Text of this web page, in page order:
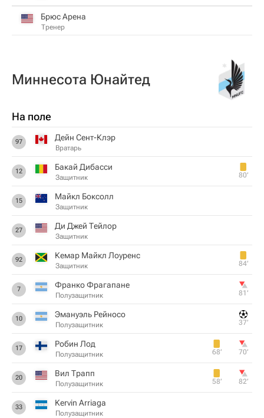
Брюс Арена
Тренер
Миннесота Юнайтед
На поле
97 Дейн Сент-Клэр
Вратарь
12 Бакай Дибасси
Защитник 80‎’‎
15 Майкл Боксолл
Защитник
27 Ди Джей Тейлор
Защитник
92 Кемар Майкл Лоуренс
Защитник 84‎’‎
7 Франко Фрагапане
Полузащитник 81‎’‎
10 Эмануэль Рейносо
Полузащитник 37‎’‎
17 Робин Лод
Полузащитник 68‎’‎ 70‎’‎
20 Вил Трапп
Полузащитник 58‎’‎ 82‎’‎
33 Kervin Arriaga
Полузащитник